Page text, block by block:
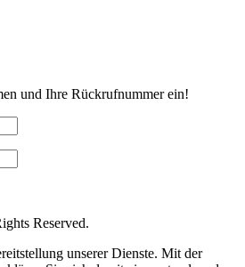
und Ihre Rückrufnummer ein!
Reserved.
unserer Dienste. Mit der